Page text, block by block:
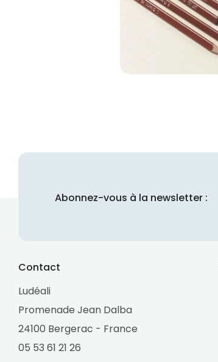
Abonnez-vous à la newsletter :
Contact
Ludéali
Promenade Jean Dalba
24100 Bergerac - France
05 53 61 21 26